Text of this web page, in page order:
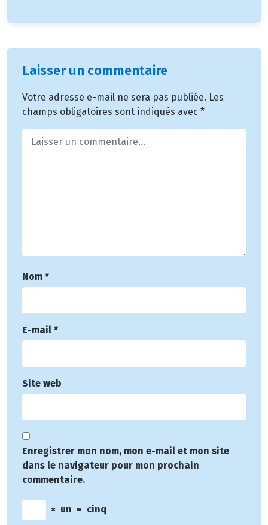
Laisser un commentaire
Votre adresse e-mail ne sera pas publiée. Les
champs obligatoires sont indiqués avec *
Nom *
E-mail *
Site web
Enregistrer mon nom, mon e-mail et mon site
dans le navigateur pour mon prochain
commentaire.
× un = cinq